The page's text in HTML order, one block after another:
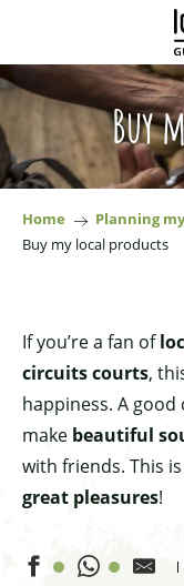
contenu
principal
Buy
Home Planning
Buy my local products
If you’re a fan of
circuits courts,
happiness. A
make beautiful
with friends. This
great pleasures!